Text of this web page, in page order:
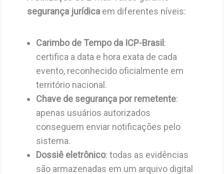
segurança jurídicaem diferentes níveis:
Carimbo de Tempo da ICP-Brasil:
certifica a data e hora exata de cada
evento, reconhecido oficialmente em
território nacional.
Chave de segurança por remetente:
apenas usuários autorizados
conseguem enviar notificações pelo
sistema.
Dossiê eletrônico: todas as evidências
são armazenadas em um arquivo digital